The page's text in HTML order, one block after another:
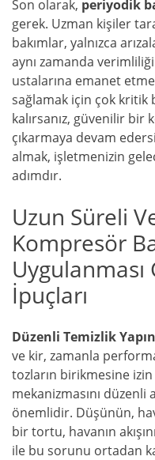
Son olarak, periyodik
gerek. Uzman kişiler
bakımlar, yalnızca
aynı zamanda
ustalarına emanet
sağlamak için çok kritik
kalırsanız, güvenilir bir
çıkarmaya devam
almak, işletmenizin
adımdır.
Uzun Süreli
Kompresör
İpuçları
Düzenli Temizlik Yapın
ve kir, zamanla
tozların birikmesine
mekanizmasını
önemlidir. Düşünün,
bir tortu, havanın
ile bu sorunu ortadan